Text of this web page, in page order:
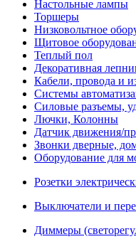
Настольные лампы
Торшеры
Низковольтное
Щитовое
Теплый пол
Декоративная
Кабели, провода и
Системы
Силовые разъемы,
Лючки, Колонны
Датчик движения/
Звонки дверные,
Оборудование для
Розетки
Выключатели и
Диммеры